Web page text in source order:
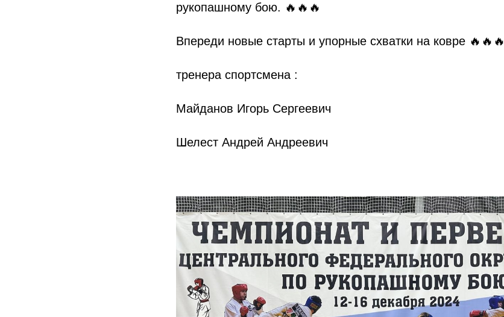
рукопашному бою. 🔥🔥🔥
Впереди новые старты и упорные схватки на ковре 🔥🔥🔥
тренера спортсмена :
Майданов Игорь Сергеевич
Шелест Андрей Андреевич